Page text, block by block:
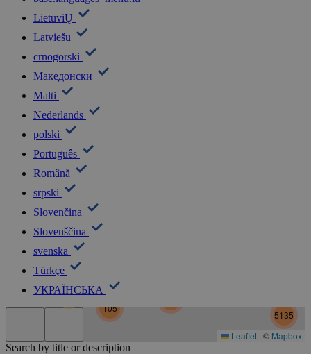
LietuviŲ
Latviešu
crnogorski
Македонски
Malti
Nederlands
polski
Português
Română
srpski
Slovenčina
Slovenščina
svenska
Türkçe
УКРАЇНСЬКА
105
5135
30
Leaflet | © Mapbox
Search by title or description